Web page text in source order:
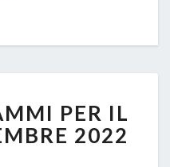
PER IL
2022